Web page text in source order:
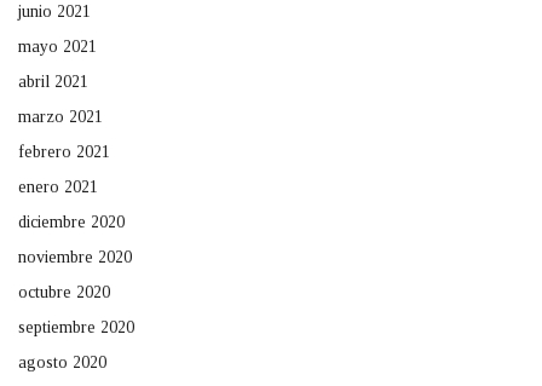
junio 2021
mayo 2021
abril 2021
marzo 2021
febrero 2021
enero 2021
diciembre 2020
noviembre 2020
octubre 2020
septiembre 2020
agosto 2020